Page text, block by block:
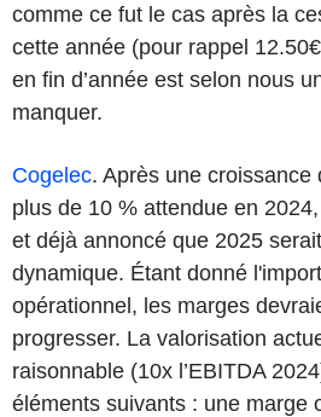
comme ce fut le cas après la
cette année (pour rappel
en fin d’année est selon nous
manquer.
Cogelec. Après une croissance
plus de 10 % attendue en
et déjà annoncé que 2025
dynamique. Étant donné
opérationnel, les marges
progresser. La valorisation
raisonnable (10x l’EBITDA
éléments suivants : une marge